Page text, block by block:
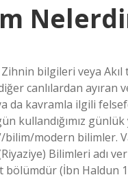
bilgileri veya
canlılardan ayıran
da kavramla ilgili
kullandığımız
bilim/modern
Bilimleri adı
(İbn Haldun